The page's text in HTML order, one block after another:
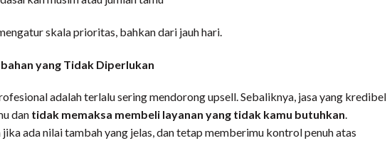
skala prioritas, bahkan dari jauh hari.
yang Tidak Diperlukan
adalah terlalu sering mendorong upsell. Sebaliknya, jasa yang kredibel
dan tidak memaksa membeli layanan yang tidak kamu butuhkan.
ada nilai tambah yang jelas, dan tetap memberimu kontrol penuh atas